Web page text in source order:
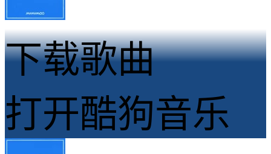
下载歌曲
打开酷狗音乐